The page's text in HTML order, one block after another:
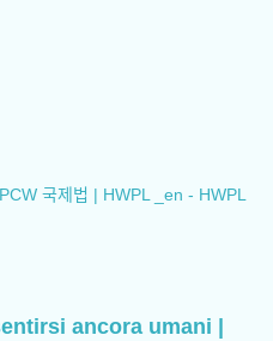
국제법 | HWPL _en - HWPL
ancora umani |